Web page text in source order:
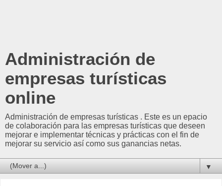
Administración de
empresas turísticas
online
Administración de empresas turísticas . Este es un epacio
de colaboración para las empresas turísticas que deseen
mejorar e implementar técnicas y prácticas con el fin de
mejorar su servicio así como sus ganancias netas.
▼